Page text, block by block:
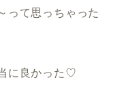
って思っちゃった
に良かった♡